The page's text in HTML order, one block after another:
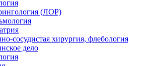
(ЛОР)
сосудистая хирургия, флебология
дело